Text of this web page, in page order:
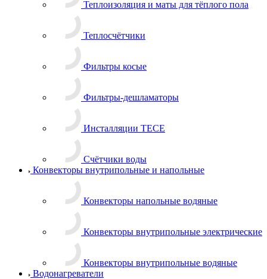
Теплоизоляция и маты для тёплого пола
Теплосчётчики
Фильтры косые
Фильтры-дешламаторы
Инсталляции TECE
Счётчики воды
Конвекторы внутрипольные и напольные
Конвекторы напольные водяные
Конвекторы внутрипольные электрические
Конвекторы внутрипольные водяные
Водонагреватели